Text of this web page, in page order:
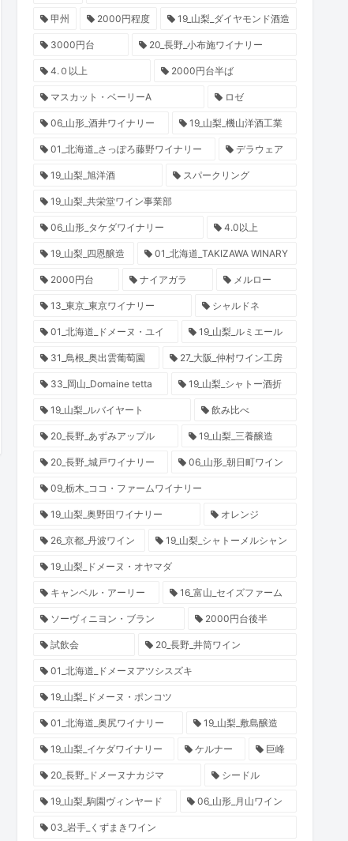
甲州 2000円程度 19_山梨_ダイヤモンド酒造
3000円台 20_長野_小布施ワイナリー
4.０以上 2000円台半ば
マスカット・ベーリーA ロゼ
06_山形_酒井ワイナリー 19_山梨_機山洋酒工業
01_北海道_さっぽろ藤野ワイナリー デラウェア
19_山梨_旭洋酒 スパークリング
19_山梨_共栄堂ワイン事業部
06_山形_タケダワイナリー 4.0以上
19_山梨_四恩醸造 01_北海道_TAKIZAWA WINARY
2000円台 ナイアガラ メルロー
13_東京_東京ワイナリー シャルドネ
01_北海道_ドメーヌ・ユイ 19_山梨_ルミエール
31_鳥根_奥出雲葡萄園 27_大阪_仲村ワイン工房
33_岡山_Domaine tetta 19_山梨_シャトー酒折
19_山梨_ルバイヤート 飲み比べ
20_長野_あずみアップル 19_山梨_三養醸造
20_長野_城戸ワイナリー 06_山形_朝日町ワイン
09_栃木_ココ・ファームワイナリー
19_山梨_奥野田ワイナリー オレンジ
26_京都_丹波ワイン 19_山梨_シャトーメルシャン
19_山梨_ドメーヌ・オヤマダ
キャンベル・アーリー 16_富山_セイズファーム
ソーヴィニヨン・ブラン 2000円台後半
試飲会 20_長野_井筒ワイン
01_北海道_ドメーヌアツシスズキ
19_山梨_ドメーヌ・ポンコツ
01_北海道_奥尻ワイナリー 19_山梨_敷島醸造
19_山梨_イケダワイナリー ケルナー 巨峰
20_長野_ドメーヌナカジマ シードル
19_山梨_駒園ヴィンヤード 06_山形_月山ワイン
03_岩手_くずまきワイン